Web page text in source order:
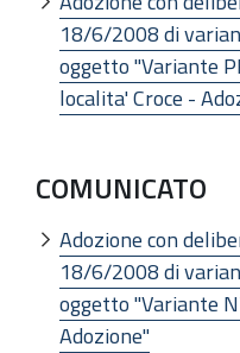
18/6/2008 di
oggetto "Variante
localita' Croce -
COMUNICATO
Adozione con
18/6/2008 di
oggetto "Variante
Adozione"